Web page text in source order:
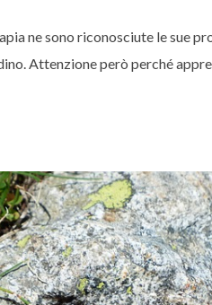
ne sono riconosciute le sue
Attenzione però perché